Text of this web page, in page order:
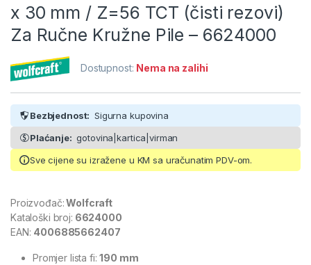
x 30 mm / Z=56 TCT (čisti rezovi)
Za Ručne Kružne Pile – 6624000
Dostupnost: Nema na zalihi
Bezbjednost: Sigurna kupovina
Plaćanje: gotovina|kartica|virman
Sve cijene su izražene u KM sa uračunatim PDV-om.
Proizvođač:Wolfcraft
Kataloški broj: 6624000
EAN: 4006885662407
Promjer lista fi:190 mm